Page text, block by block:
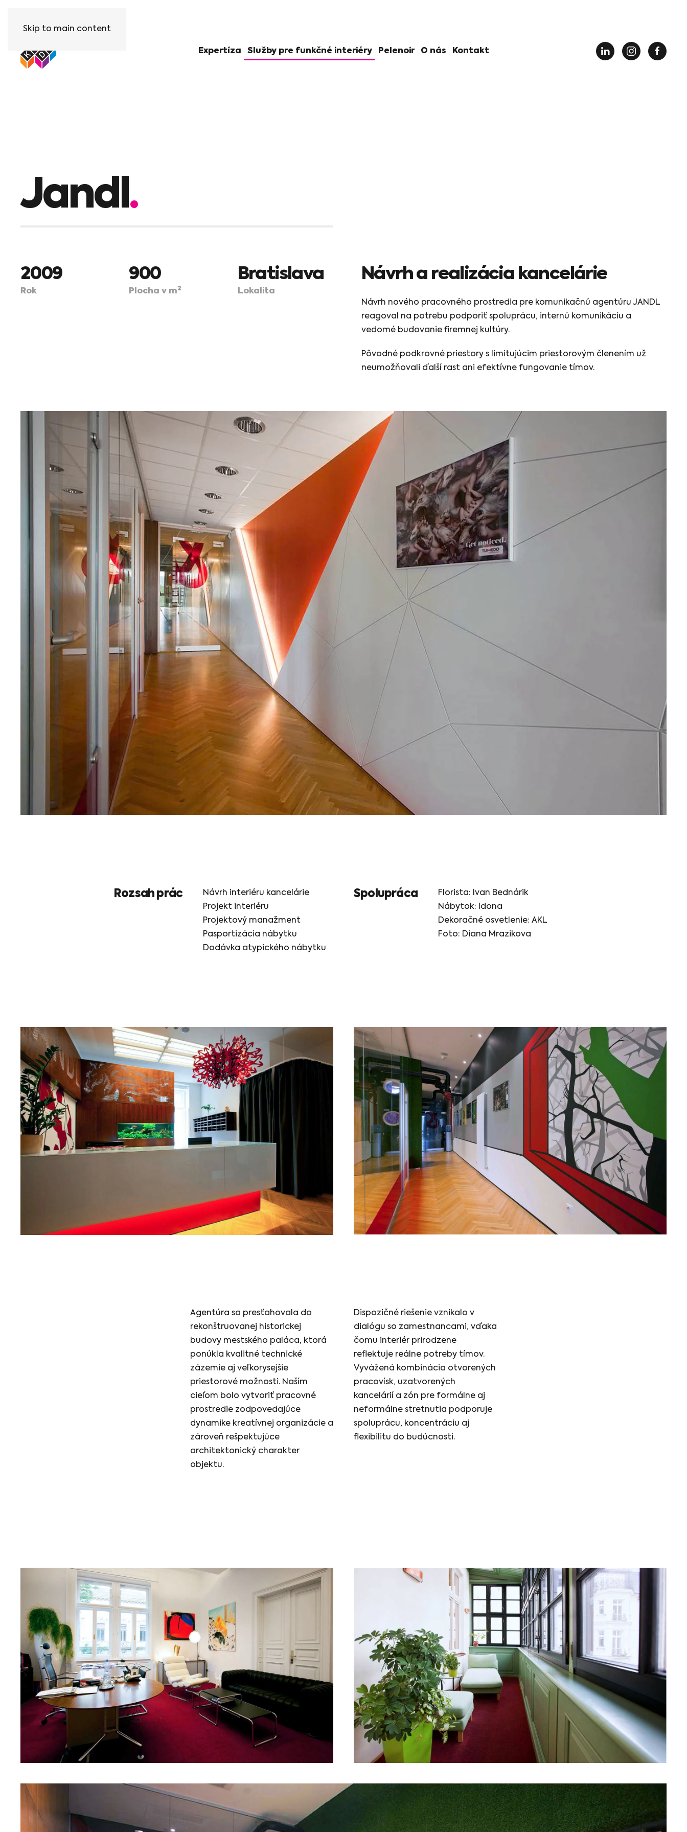
Skip to main content
Expertíza Služby pre funkčné interiéry Pelenoir O nás Kontakt
Jandl.
2009
Rok
900
Plocha v m2
Bratislava
Lokalita
Návrh a realizácia kancelárie
Návrh nového pracovného prostredia pre komunikačnú agentúru JANDL
reagoval na potrebu podporiť spoluprácu, internú komunikáciu a
vedomé budovanie firemnej kultúry.
Pôvodné podkrovné priestory s limitujúcim priestorovým členením už
neumožňovali ďalší rast ani efektívne fungovanie tímov.
Rozsah prác
Návrh interiéru kancelárie
Projekt interiéru
Projektový manažment
Pasportizácia nábytku
Dodávka atypického nábytku
Spolupráca
Florista: Ivan Bednárik
Nábytok: Idona
Dekoračné osvetlenie: AKL
Foto: Diana Mrazikova
Agentúra sa presťahovala do
rekonštruovanej historickej
budovy mestského paláca, ktorá
ponúkla kvalitné technické
zázemie aj veľkorysejšie
priestorové možnosti. Naším
cieľom bolo vytvoriť pracovné
prostredie zodpovedajúce
dynamike kreatívnej organizácie a
zároveň rešpektujúce
architektonický charakter
objektu.
Dispozičné riešenie vznikalo v
dialógu so zamestnancami, vďaka
čomu interiér prirodzene
reflektuje reálne potreby tímov.
Vyvážená kombinácia otvorených
pracovísk, uzatvorených
kancelárií a zón pre formálne aj
neformálne stretnutia podporuje
spoluprácu, koncentráciu aj
flexibilitu do budúcnosti.